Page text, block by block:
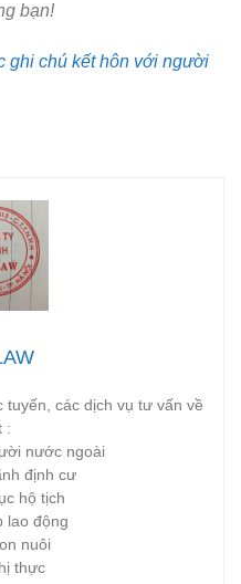
bạn!
ghi chú kết hôn với người
các dịch vụ tư vấn về
:
nước ngoài
định cư
hộ tịch
lao động
nuôi
thực